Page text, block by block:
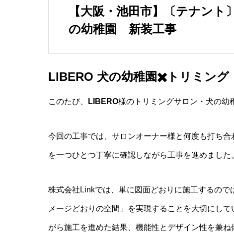
【大阪・池田市】〔テナン
の幼稚園 新装工事
LIBERO 犬の幼稚園✖️トリミン
このたび、 LIBERO様のトリミングサロン・犬の幼
今回の工事では、サロンオーナー様と何度も打ち
を一つひとつ丁寧に確認しながら工事を進めました
株式会社Linkでは、単に図面どおりに施工するの
メージどおりの空間」を実現することを大切にし
がら施工を進めた結果、機能性とデザイン性を兼